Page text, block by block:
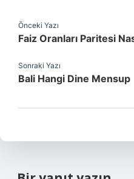
Önceki Yazı
Faiz Oranları Paritesi
Sonraki Yazı
Bali Hangi Dine Mensup